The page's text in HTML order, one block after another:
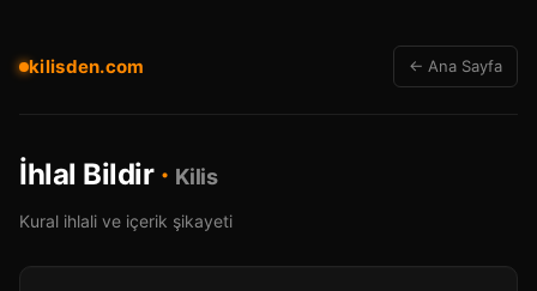
kilisden.com ← Ana Sayfa
İhlal Bildir · Kilis
Kural ihlali ve içerik şikayeti